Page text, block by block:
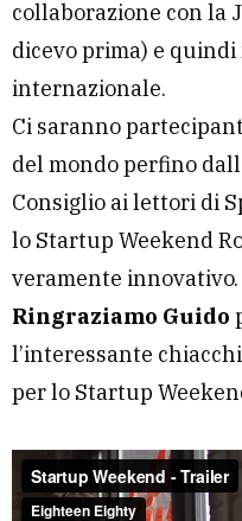
collaborazione con la
dicevo prima) e
internazionale.
Ci saranno
del mondo perfino
Consiglio ai lettori di
lo Startup Weekend
veramente innovativo.
Ringraziamo Guido
l’interessante
per lo Startup